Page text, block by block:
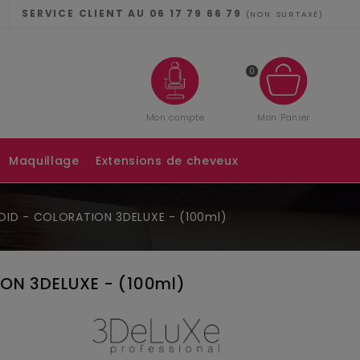
SERVICE CLIENT AU 06 17 79 66 79 (NON SURTAXÉ)
0
Mon Panier
Mon compte
Maquillage Extensions de cheveux
- COLORATION 3DELUXE - (100ml)
3DELUXE - (100ml)